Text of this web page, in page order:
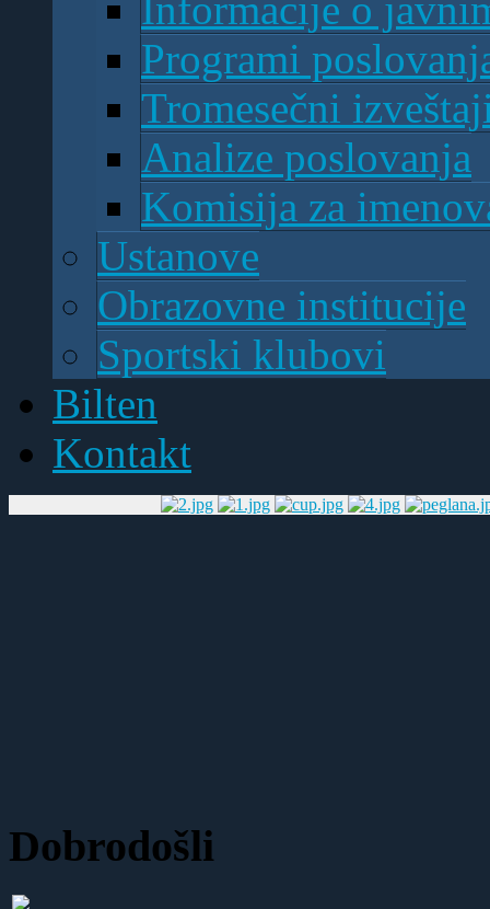
Programi
Tromesečni
Analize poslovanja
Komisija za
Ustanove
Obrazovne institucije
Sportski klubovi
Bilten
Kontakt
Dobrodošli